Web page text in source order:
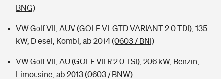
BNG)
VW Golf VII, AUV (GOLF VII GTD VARIANT 2.0 TDI), 135
kW, Diesel, Kombi, ab 2014(0603 / BNI)
VW Golf VII, AU (GOLF VII R 2.0 TSI), 206 kW, Benzin,
Limousine, ab 2013(0603 / BNW)